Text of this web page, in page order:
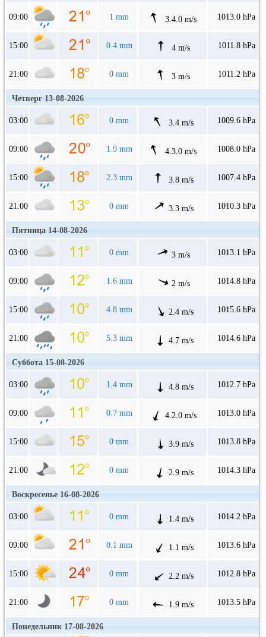
09:00 1 mm 3.4.0 m/s 1013.0 hPa
15:00 0.4 mm 4 m/s 1011.8 hPa
21:00 0 mm 3 m/s 1011.2 hPa
Четверг 13-08-2026
03:00 0 mm 3.4 m/s 1009.6 hPa
09:00 1.9 mm 4.3.0 m/s 1008.0 hPa
15:00 2.3 mm 3.8 m/s 1007.4 hPa
21:00 0 mm 3.3 m/s 1010.3 hPa
Пятница 14-08-2026
03:00 0 mm 3 m/s 1013.1 hPa
09:00 1.6 mm 2 m/s 1014.8 hPa
15:00 4.8 mm 2.4 m/s 1015.6 hPa
21:00 5.3 mm 4.7 m/s 1014.6 hPa
Суббота 15-08-2026
03:00 1.4 mm 4.8 m/s 1012.7 hPa
09:00 0.7 mm 4.2.0 m/s 1013.0 hPa
15:00 0 mm 3.9 m/s 1013.8 hPa
21:00 0 mm 2.9 m/s 1014.3 hPa
Воскресенье 16-08-2026
03:00 0 mm 1.4 m/s 1014.2 hPa
09:00 0.1 mm 1.1 m/s 1013.6 hPa
15:00 0 mm 2.2 m/s 1012.8 hPa
21:00 0 mm 1.9 m/s 1013.5 hPa
Понедельник 17-08-2026